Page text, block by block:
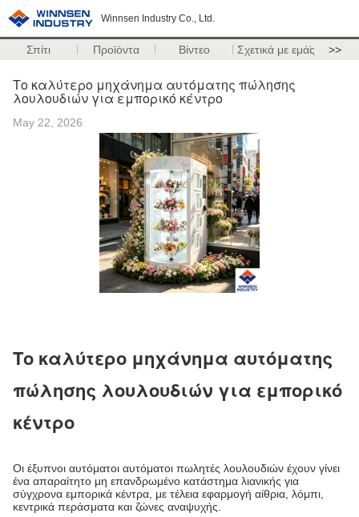
Winnsen Industry Co., Ltd.
Σπίτι Προϊόντα Βίντεο Σχετικά με εμάς >>
Το καλύτερο μηχάνημα αυτόματης πώλησης
λουλουδιών για εμπορικό κέντρο
May 22, 2026
Το καλύτερο μηχάνημα αυτόματης
πώλησης λουλουδιών για εμπορικό
κέντρο
Οι έξυπνοι αυτόματοι αυτόματοι πωλητές λουλουδιών έχουν γίνει
ένα απαραίτητο μη επανδρωμένο κατάστημα λιανικής για
σύγχρονα εμπορικά κέντρα, με τέλεια εφαρμογή αίθρια, λόμπι,
κεντρικά περάσματα και ζώνες αναψυχής.